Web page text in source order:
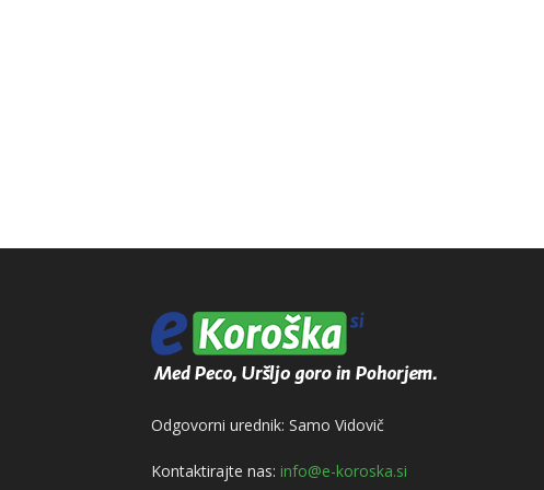
Odgovorni urednik: Samo Vidovič
Kontaktirajte nas: info@e-koroska.si